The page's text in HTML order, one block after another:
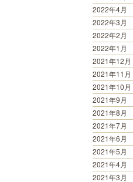
2022年4月
2022年3月
2022年2月
2022年1月
2021年12月
2021年11月
2021年10月
2021年9月
2021年8月
2021年7月
2021年6月
2021年5月
2021年4月
2021年3月